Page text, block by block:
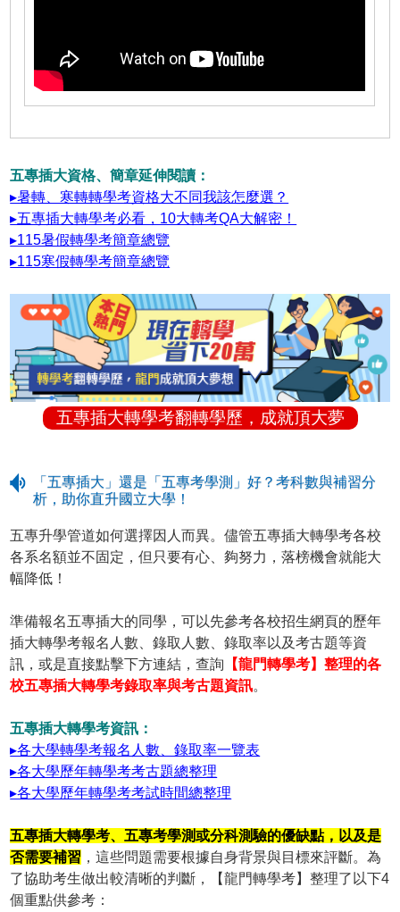
五專插大資格、簡章延伸閱讀：
▸暑轉、寒轉轉學考資格大不同我該怎麼選？
▸五專插大轉學考必看，10大轉考QA大解密！
▸115暑假轉學考簡章總覽
▸115寒假轉學考簡章總覽
五專插大轉學考翻轉學歷，成就頂大夢
「五專插大」還是「五專考學測」好？考科數與補習分
析，助你直升國立大學！
五專升學管道如何選擇因人而異。儘管五專插大轉學考各校
各系名額並不固定，但只要有心、夠努力，落榜機會就能大
幅降低！
準備報名五專插大的同學，可以先參考各校招生網頁的歷年
插大轉學考報名人數、錄取人數、錄取率以及考古題等資
訊，或是直接點擊下方連結，查詢 【龍門轉學考】整理的各
校五專插大轉學考錄取率與考古題資訊。
五專插大轉學考資訊：
▸各大學轉學考報名人數、錄取率一覽表
▸各大學歷年轉學考考古題總整理
▸各大學歷年轉學考考試時間總整理
五專插大轉學考、五專考學測或分科測驗的優缺點，以及是
否需要補習 ，這些問題需要根據自身背景與目標來評斷。為
了協助考生做出較清晰的判斷，【龍門轉學考】整理了以下4
個重點供參考：